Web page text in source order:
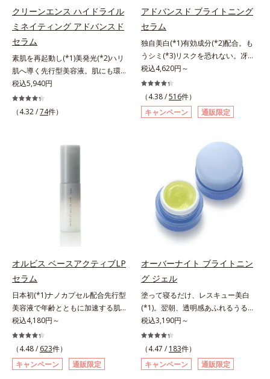
(*6)で大人肌にハリ感をプラス。す
るっと伸び広がるテクスチャー
で、"顔全体にご使用いただける設
計"。見えているシワはもちろん、
自分では気づきにくい死角のシワの
改善にも効果を発揮します。*1 メ
ラニンの生成を抑え、シミ・ソバカ
スを防ぐ*2 ナイアシンアミド（有
効成分）、水添大豆リン脂質、フィ
素地、ホホバアルコール、トリステ
方との比較*6 ドクダミエキス、シ
クロヘキサンジカルボン酸ビスエト
キシジグリコール（保湿）＜使用量
目安＞パール1粒程度＜ご使用ステ
ップ＞洗顔料 ⇒ 化粧水 ⇒ ザ リン
の使用回数＞通常サイズ：約90回
（1.5ヵ月程度）ラージサイズ：約
180回（3ヵ月程度）各商品の詳し
い情報は商品ページをご覧くださ
い。・BEAUTY夏祭りは、こちら
チノール配合＝保湿成分*2 パルミ
成分*3 ラウロイルグルタミン酸ジ
（フィトステリル/オクチルドデシ
ル）配合＝保湿成分*4 角層まで
クリーンエンス ハイドライル
ミネイティング アドバンスド
セラム
素肌を再起動し(*1)美発光(*2)ハリ
肌へ導く先行型美容液。肌にも環境
にも、いいことを——。
「CLEANENCE（クリーンエン
ス）」が目指すのは、まっさらな素
されるはずだった原料や資源を「ア
めるような加工を行う）」。不要と
されるものを生まれ変わらせて新し
いパワーを引き出し、サイエンスの
力でまっさらな素肌へと導くクリー
ンビューティブランドです。
税込5,940円
（4.32 /74件）
アドバンスド ブライトニング
セラム
独自美白(*1)有効成分(*2)配合。も
うシミ(*3)リスクを恐れない。冴え
わたる透明美肌(*4)へ。先端肌科学
が導く、透明感あふれる輝き(*4)
へ。今の自分の肌も未来の肌もあき
らめない、自分史上最高の冴えわた
る透明美肌(*4)を目指すには、美肌
ミを予防するお手入れを続けること
が大切だと考えました。そこで、ポ
ーラ・オルビスグループ独自の美白
(*1)有効成分「m-ピクセノール（デ
クスパンテノールW）」を配合。シ
ミの原因になると考えられる“メラ
ニンの塊”を居座らせない(*1)、粉砕
と排出サポート(*5)の2ステップで
メラニンの蓄積を抑え、シミ・ソバ
カスを防ぎます。さらに、「アルテ
アネスレ(*6)」を配合し、うるおい
に満ちた自分本来の澄み渡るような
透明感を目指します。手に取った
時、なじませた時、後肌、と3段階
に変化するテクスチャーは、肌にす
ばやくなじみ、毎日の美白ケアを楽
しくする使いごこちを叶えました。
*1 メラニンの蓄積を抑え、シミ・
ソバカスを防ぐ*2 デクスパンテノ
税込4,620円～
（4.38 /516件）
キャンペーン
通販限定
オルビス ベースアクティブLP
セラム
日本初(*1)ナノカプセル配合先行型
美容液で年齢とともに加速する肌悩
み(*2)にブレーキを。スキンケアの
打ち止め感に。年齢とともに加速す
る肌悩み(*2)にブレーキをかけ、化
粧水前の土台(*3)づくりで、うるお
いに満ち満ちた内側から弾むような
税込4,180円～
（4.48 / 623件）
キャンペーン
通販限定
オーバーナイト ブライトニン
グ ジェル
塗って寝るだけ、レスキュー美白
(*1)。翌朝、透明感あふれるうるぷ
る肌を叶える、お守り涼感ジェルパ
ック。紫外線を浴びた日の夜は、ひ
んやり気持ちいいジェルでお肌をレ
スキュー！ メラニンの産生指令が
活発になる夜の肌環境に着目して、
税込3,190円～
（4.47 / 183件）
キャンペーン
通販限定